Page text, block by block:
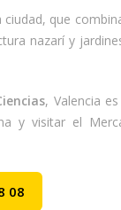
que
nazarí y
, Valencia
y visitar el
08